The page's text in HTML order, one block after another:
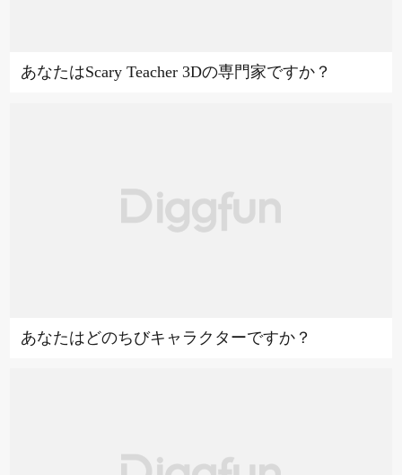
あなたはScary Teacher 3Dの専門家ですか？
あなたはどのちびキャラクターですか？